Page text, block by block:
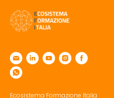
Ecosistema Formazione Italia